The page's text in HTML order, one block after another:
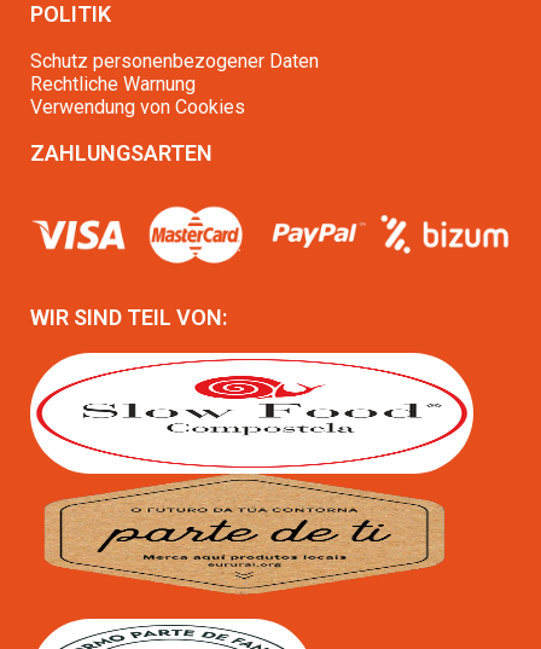
POLITIK
Schutz personenbezogener Daten
Rechtliche Warnung
Verwendung von Cookies
ZAHLUNGSARTEN
WIR SIND TEIL VON: